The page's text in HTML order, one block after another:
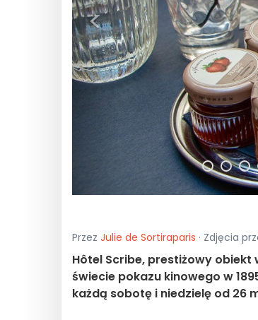
<
Przez Julie de Sortiraparis · Zdjęcia
Hôtel Scribe, prestiżowy
świecie pokazu kinowego w
każdą sobotę i niedzielę od 26